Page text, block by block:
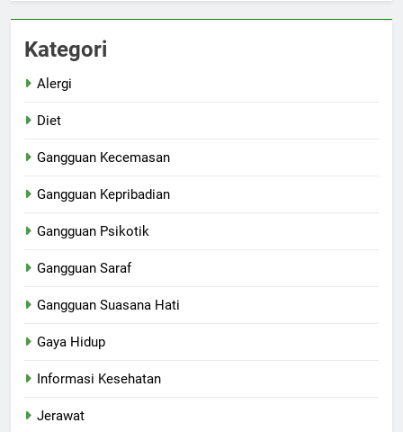
Kategori
Alergi
Diet
Gangguan Kecemasan
Gangguan Kepribadian
Gangguan Psikotik
Gangguan Saraf
Gangguan Suasana Hati
Gaya Hidup
Informasi Kesehatan
Jerawat